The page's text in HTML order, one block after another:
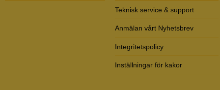
Teknisk service & support
Anmälan vårt Nyhetsbrev
Integritetspolicy
Inställningar för kakor